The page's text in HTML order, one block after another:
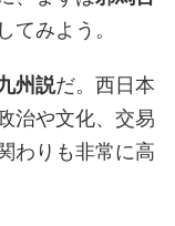
てみよう。
州説だ。西日本
治や文化、交易
わりも非常に高